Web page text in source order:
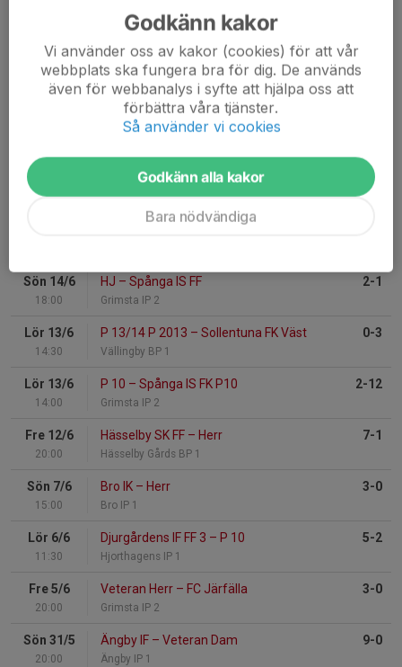
Kungsängens IF Blå 1 –P 17
Lör 22/8
13:00
P 13/14 P 2013– Som United Fotbollsförening blå
Vällingby BP 1
Kista SC KFUM Blå– P 16 Grön
Senaste resultat
Sön 14/6
18:00
HJ – Spånga IS FF
Grimsta IP 2
2-1
Lör 13/6
14:30
P 13/14 P 2013 – Sollentuna FK Väst
Vällingby BP 1
0-3
Lör 13/6
14:00
P 10 – Spånga IS FK P10
Grimsta IP 2
2-12
Fre 12/6
20:00
Hässelby SK FF – Herr
Hässelby Gårds BP 1
7-1
Sön 7/6
15:00
Bro IK – Herr
Bro IP 1
3-0
Lör 6/6
11:30
Djurgårdens IF FF 3 – P 10
Hjorthagens IP 1
5-2
Fre 5/6
20:00
Veteran Herr – FC Järfälla
Grimsta IP 2
3-0
Sön 31/5
20:00
Ängby IF – Veteran Dam
Ängby IP 1
9-0
Godkänn kakor
Vi använder oss av kakor (cookies) för att vår
webbplats ska fungera bra för dig. De används
även för webbanalys i syfte att hjälpa oss att
förbättra våra tjänster.
Så använder vi cookies
Godkänn alla kakor
Bara nödvändiga